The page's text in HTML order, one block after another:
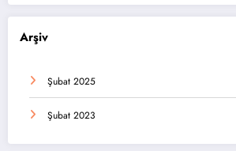
Arşiv
Şubat 2025
Şubat 2023